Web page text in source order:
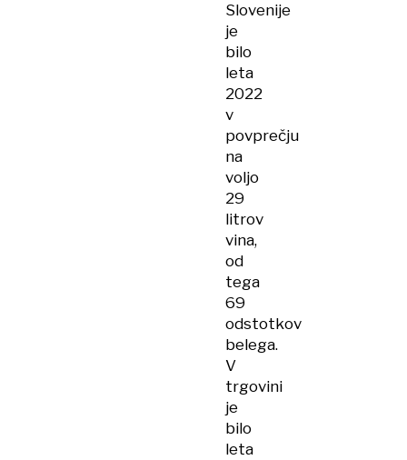
Slovenije
je
bilo
leta
2022
v
povprečju
na
voljo
29
litrov
vina,
od
tega
69
odstotkov
belega.
V
trgovini
je
bilo
leta